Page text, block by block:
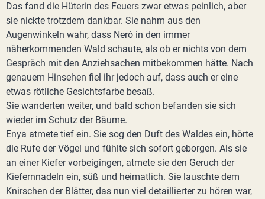
Das fand die Hüterin des Feuers zwar etwas peinlich, aber
sie nickte trotzdem dankbar. Sie nahm aus den
Augenwinkeln wahr, dass Neró in den immer
näherkommenden Wald schaute, als ob er nichts von dem
Gespräch mit den Anziehsachen mitbekommen hätte. Nach
genauem Hinsehen fiel ihr jedoch auf, dass auch er eine
etwas rötliche Gesichtsfarbe besaß.
Sie wanderten weiter, und bald schon befanden sie sich
wieder im Schutz der Bäume.
Enya atmete tief ein. Sie sog den Duft des Waldes ein, hörte
die Rufe der Vögel und fühlte sich sofort geborgen. Als sie
an einer Kiefer vorbeigingen, atmete sie den Geruch der
Kiefernnadeln ein, süß und heimatlich. Sie lauschte dem
Knirschen der Blätter, das nun viel detaillierter zu hören war,